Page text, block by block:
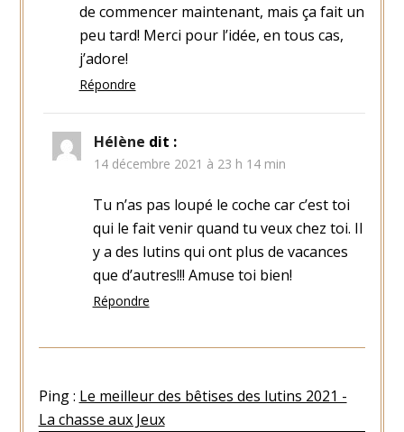
de commencer maintenant, mais ça fait un
peu tard! Merci pour l’idée, en tous cas,
j’adore!
Répondre
Hélène dit :
14 décembre 2021 à 23 h 14 min
Tu n’as pas loupé le coche car c’est toi
qui le fait venir quand tu veux chez toi. Il
y a des lutins qui ont plus de vacances
que d’autres!!! Amuse toi bien!
Répondre
Ping : Le meilleur des bêtises des lutins 2021 -
La chasse aux Jeux